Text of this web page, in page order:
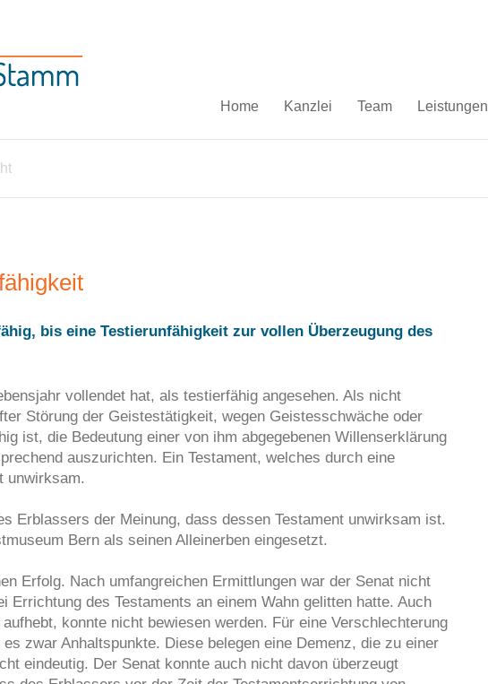
Home Kanzlei Team Leistungen
bis eine Testierunfähigkeit zur vollen Überzeugung des
vollendet hat, als testierfähig angesehen. Als nicht
Störung der Geistestätigkeit, wegen Geistesschwäche oder
ist, die Bedeutung einer von ihm abgegebenen Willenserklärung
auszurichten. Ein Testament, welches durch eine
unwirksam.
Erblassers der Meinung, dass dessen Testament unwirksam ist.
Bern als seinen Alleinerben eingesetzt.
Erfolg. Nach umfangreichen Ermittlungen war der Senat nicht
Errichtung des Testaments an einem Wahn gelitten hatte. Auch
konnte nicht bewiesen werden. Für eine Verschlechterung
zwar Anhaltspunkte. Diese belegen eine Demenz, die zu einer
eindeutig. Der Senat konnte auch nicht davon überzeugt